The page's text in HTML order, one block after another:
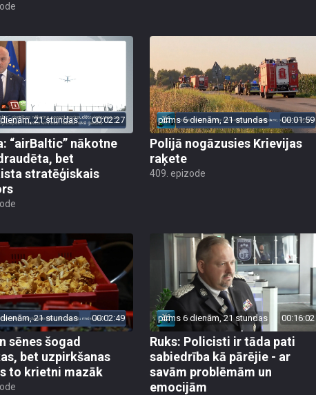
21 stundas 00:02:27
“airBaltic” nākotne
bet
stratēģiskais
pirms 6 dienām, 21 stundas 00:01:59
Polijā nogāzusies Krievijas
raķete
409. epizode
21 stundas 00:02:49
sēnes šogad
bet uzpirkšanas
to krietni mazāk
pirms 6 dienām, 21 stundas 00:16:02
Ruks: Policisti ir tāda pati
sabiedrība kā pārējie - ar
savām problēmām un
emocijām